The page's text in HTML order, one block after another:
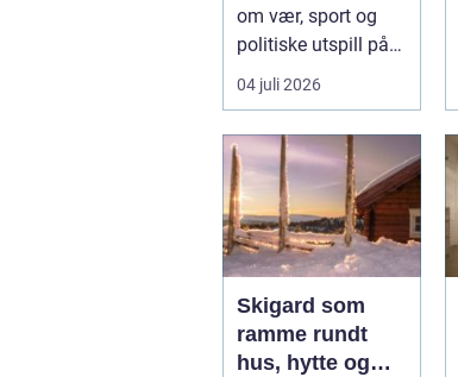
om vær, sport og
politiske utspill på
Stortinget.
Nyhetsbildet form...
04 juli 2026
Skigard som
ramme rundt
hus, hytte og